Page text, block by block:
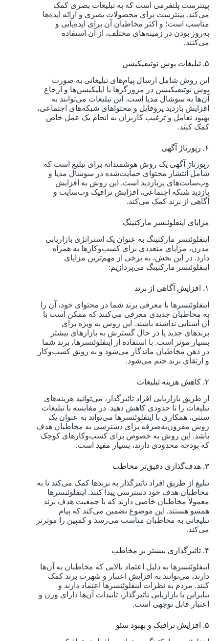
پینترست پلتفرمی است که به تبلیغات بصری کمک
می‌کند. پینترست برای محصولات بصری و ارائه ایده‌ها
مناسب است؛ و اکثر مخاطبان آن برای ایده‌یابی و
به‌روز بودن در زمینه‌های مختلف، از آن استفاده
می‌کنند.
۵. تبلیغات پوش نوتیفیکیشن
این روش شامل ارسال پیام‌های تبلیغاتی به صورت
پوش نوتیفیکیشن در مرورگرها یا اپلیکیشن‌ها و ارجاع
آن‌ها به سوشال مدیا است. این تبلیغات می‌توانند به
افزایش بازدید پروفایل و محتواهای شبکه‌های اجتماعی،
بهبود تعامل و ترغیب کاربران به انجام یک عمل خاص
کمک کنند.
۶. رپورتاژ آگهی
رپورتاژ آگهی یک روش هوشمندانه برای تبلیغ است که
شامل انتشار محتوای حمایت‌شده در سوشال مدیا و
وب‌سایت‌های پربازدید است. این روش به افزایش
بازدید شبکه اجتماعی، افزایش ترافیک وب‌سایت و
آگاهی از برند کمک می‌کند.
مزایای اینفلوئنسر مارکتینگ
اینفلوئنسر مارکتینگ به عنوان یک استراتژی بازاریابی
مدرن، مزایای متعددی برای کسب‌وکارها به همراه
دارد. در این بخش، به برخی از مهم‌ترین مزایای
اینفلوئنسر مارکتینگ می‌پردازیم:
۱. افزایش آگاهی از برند
اینفلوئنسرها با معرفی برند شما در محتوای خود، آن را
به مخاطبان جدیدی معرفی می‌کنند که ممکن است با
آن آشنایی نداشته باشند. این روش به ویژه برای
برندهای جدید یا در حال گسترش به بازارهای بیشتر
بسیار موثر است. با استفاده از اینفلوئنسرها، برند شما
در ذهن مخاطبان ماندگار می‌شود و به رونق کسب‌وکار
و ارتقای برند ختم می‌شود.
۲. کاهش هزینه تبلیغات
از طریق بازاریابی افراد تاثیرگذار، می‌توانید هزینه‌های
تبلیغات را تا حدودی کاهش دهید. در مقایسه با تبلیغات
سنتی، همکاری با اینفلوئنسرها می‌تواند به عنوان یک
روش مقرون‌به‌صرفه برای دسترسی به مخاطبان هدف
باشد. این روش به خصوص برای کسب‌وکارهای کوچک
که بودجه محدودی دارند، بسیار مفید است.
۳. هدف‌گذاری دقیق‌تر مخاطب
تبلیغ از طریق افراد تاثیرگذار به برندها کمک می‌کند تا به
مخاطبان هدف خود دسترسی پیدا کنند. اینفلوئنسرها
معمولاً مخاطبان خاصی دارند که با جمعیت هدف برند
همسو هستند. این موضوع تضمین می‌کند که پیام
تبلیغاتی به مخاطبان مناسب می‌رسد و کمپین را موثرتر
می‌کند.
۴. تاثیرگذاری بیشتر بر مخاطب
اینفلوئنسرها به دلیل اعتماد بالایی که مخاطبان به آن‌ها
دارند، می‌توانند به افزایش اعتبار و شهرت برند کمک
کنند. مردم به نظرات اینفلوئنسرها اعتماد دارند و
بنابراین با بازاریابی تاثیرگذار، تاییدات آن‌ها دارای وزن و
اعتبار قابل توجهی است.
۵. افزایش ترافیک و بهبود سئو